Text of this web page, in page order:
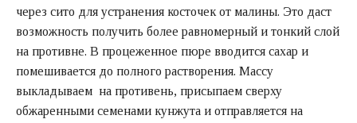
через сито для устранения косточек от малины. Это даст
возможность получить более равномерный и тонкий слой
на противне. В процеженное пюре вводится сахар и
помешивается до полного растворения. Массу
выкладываем на противень, присыпаем сверху
обжаренными семенами кунжута и отправляется на